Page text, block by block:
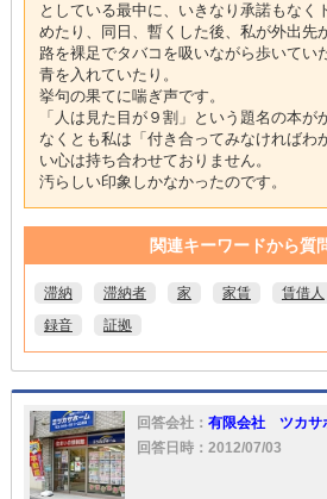
としている最中に、いきなり承諾もなく
めたり、同日、暫くした後、私が外出先
路を裸足でタバコを吸いながら歩いてい
青を入れていたり。
挙句の果てに喘ぎ声です。
「人は見た目が９割」という題名の本
なくとも私は「付き合ってみなければわ
い心は持ち合わせておりません。
汚らしい印象しかなかったのです。
関連キーワードから質
滞納 滞納者 家 家賃 賃借人
録音
証拠
回答会社： 有限会社 ツカサ
回答日時：2012/07/03